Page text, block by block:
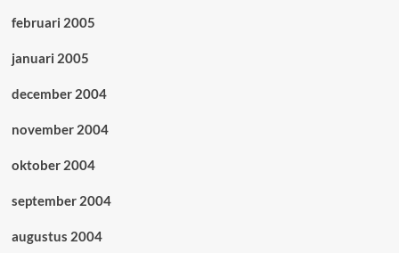
februari 2005
januari 2005
december 2004
november 2004
oktober 2004
september 2004
augustus 2004